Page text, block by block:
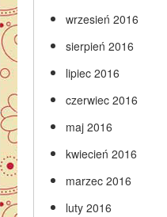
wrzesień 2016
sierpień 2016
lipiec 2016
czerwiec 2016
maj 2016
kwiecień 2016
marzec 2016
luty 2016